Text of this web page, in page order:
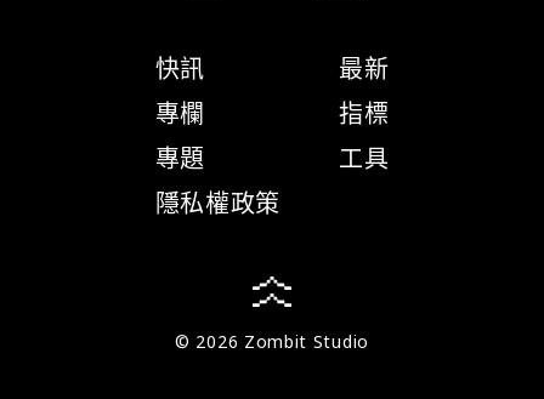
快訊
專欄
專題
隱私權政策
最新
指標
工具
© 2026 Zombit Studio